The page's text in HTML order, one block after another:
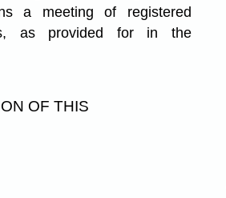
a meeting of registered
as provided for in the
OF THIS